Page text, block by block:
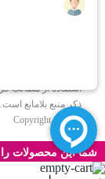
استفاده از مطالب
ذکر منبع بلامانع
Copyright © 1402
شما این محصولات را